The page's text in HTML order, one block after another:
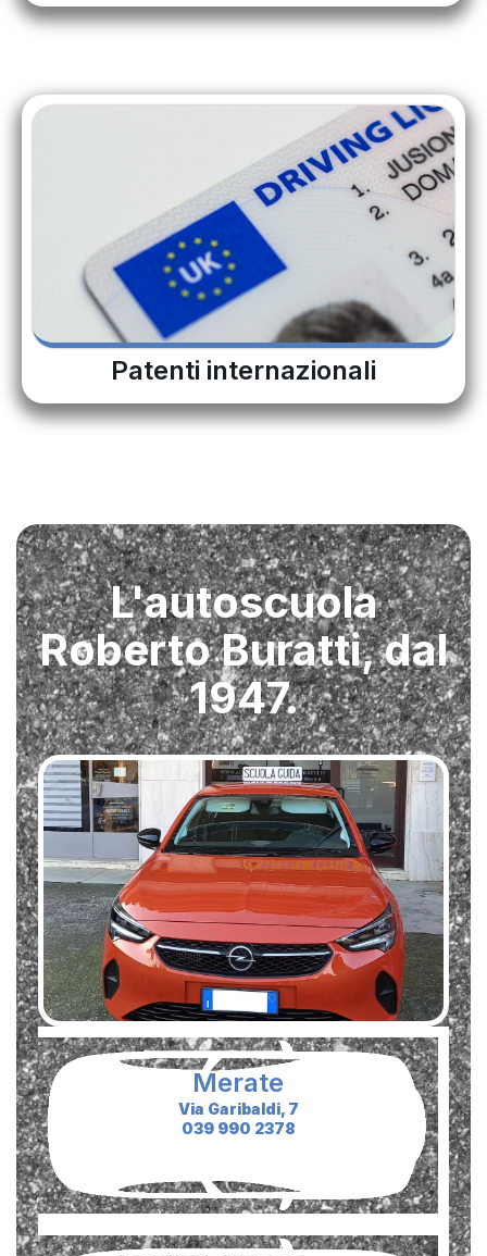
Patenti internazionali
L'autoscuola
Roberto Buratti, dal
1947.
Merate
Via Garibaldi, 7
039 990 2378